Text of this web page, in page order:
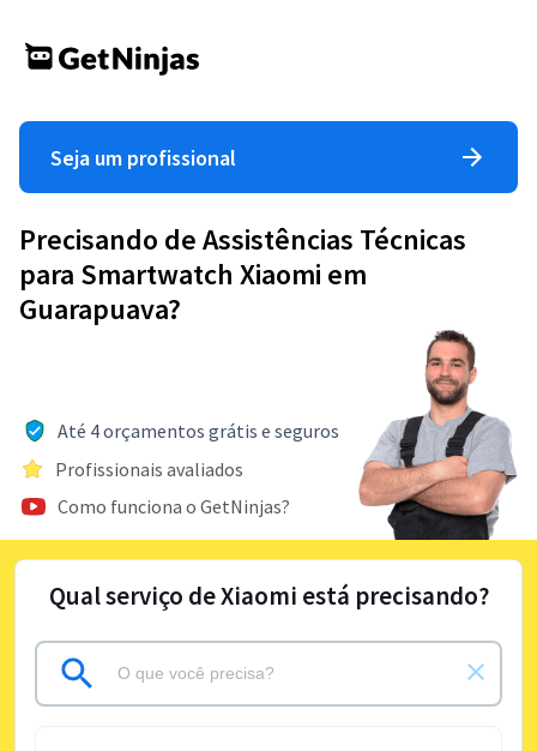
Seja um profissional
Precisando de Assistências Técnicas
para Smartwatch Xiaomi em
Guarapuava?
Até 4 orçamentos grátis e seguros
Profissionais avaliados
Como funciona o GetNinjas?
Qual serviço de Xiaomi está precisando?